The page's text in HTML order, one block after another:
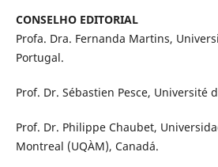
CONSELHO EDITORIAL
Profa. Dra. Fernanda Martins,
Portugal.
Prof. Dr. Sébastien Pesce, Université
Prof. Dr. Philippe Chaubet,
Montreal (UQÀM), Canadá.